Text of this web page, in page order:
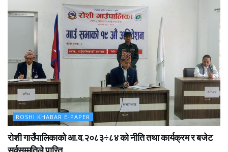
ROSHI KHABAR E-PAPER
रोशी गाउँपालिकाको आ.व.२०८३÷८४ को नीति तथा कार्यक्रम र बजेट